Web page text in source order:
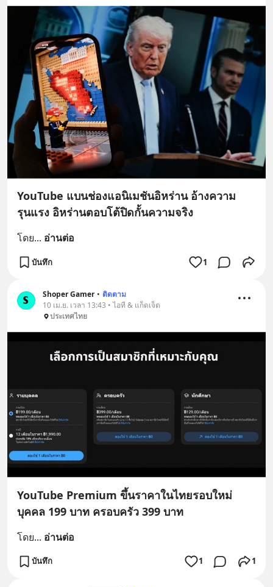
YouTube แบนช่องแอนิเมชันอิหร่าน อ้างความ
รุนแรง อิหร่านตอบโต้ปิดกั้นความจริง
โดย... อ่านต่อ
บันทึก 1
Shoper Gamer • ติดตาม
10 เม.ย. เวลา 13:43 • ไอที & แก็ดเจ็ต
ประเทศไทย
YouTube Premium ขึ้นราคาในไทยรอบใหม่
บุคคล 199 บาท ครอบครัว 399 บาท
โดย... อ่านต่อ
บันทึก 1 1